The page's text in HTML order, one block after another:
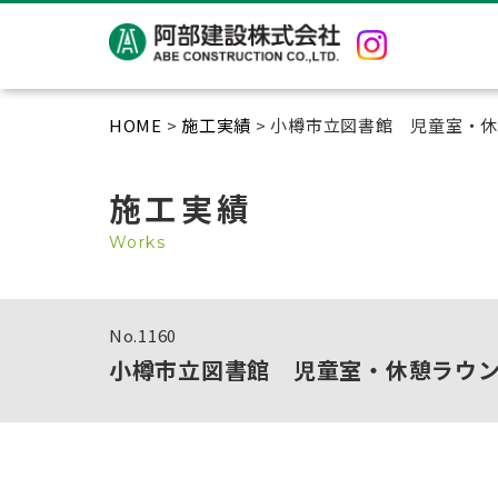
HOME >施工実績 > 小樽市立図書館 児童室・
施工実績
Works
No.1160
小樽市立図書館 児童室・休憩ラウ